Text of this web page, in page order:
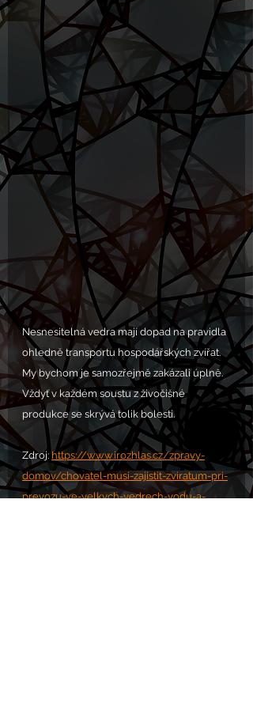
Nesnesitelná vedra mají dopad na pravidla
ohledně transportu hospodářských zvířat.
My bychom je samozřejmě zakázali úplně.
Vždyť v každém soustu z živočišné
produkce se skrývá tolik bolesti.
Zdroj: https://www.irozhlas.cz/zpravy-
domov/chovatel-musi-zajistit-zviratum-pri-
prevozu-ve-velkych-vedrech-vodu-a-